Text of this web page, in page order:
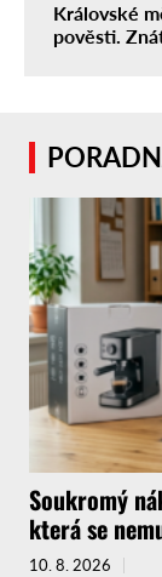
Královské
pověsti.
Soukromý
která se
10. 8. 2026